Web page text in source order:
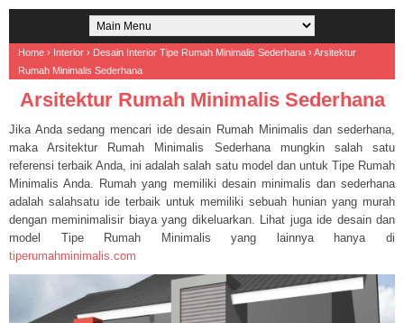
Home › Interior › Desain Interior Tipe Rumah Minimalis Sederhana › Arsitektur
Rumah Minimalis Sederhana
Arsitektur Rumah Minimalis Sederhana
Jika Anda sedang mencari ide desain Rumah Minimalis dan sederhana,
maka Arsitektur Rumah Minimalis Sederhana mungkin salah satu
referensi terbaik Anda, ini adalah salah satu model dan untuk Tipe Rumah
Minimalis Anda. Rumah yang memiliki desain minimalis dan sederhana
adalah salahsatu ide terbaik untuk memiliki sebuah hunian yang murah
dengan meminimalisir biaya yang dikeluarkan. Lihat juga ide desain dan
model Tipe Rumah Minimalis yang lainnya hanya di
tiperumahminimalis.com